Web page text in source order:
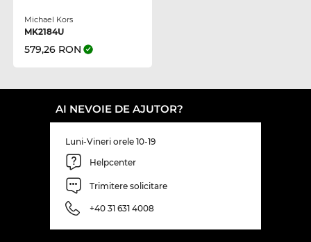
Michael Kors
MK2184U
579,26 RON
AI NEVOIE DE AJUTOR?
Luni-Vineri orele 10-19
Helpcenter
Trimitere solicitare
+40 31 631 4008